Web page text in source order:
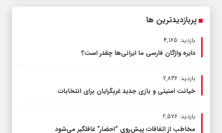
پربازدیدترین ها
بازدید: 4,165
دایره واژگان فارسی ما ایرانی‌ها چقدر است؟
بازدید: 2,836
خیانت امنیتی و بازی جدید غربگرایان برای انتخابات
بازدید: 2,576
مخاطب از اتفاقات پیش‌روی “احضار” غافلگیر می‌شود